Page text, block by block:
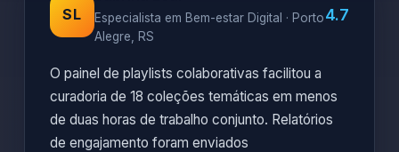
SL
Especialista em Bem-estar Digital · Porto
Alegre, RS
4.7
O painel de playlists colaborativas facilitou a
curadoria de 18 coleções temáticas em menos
de duas horas de trabalho conjunto. Relatórios
de engajamento foram enviados